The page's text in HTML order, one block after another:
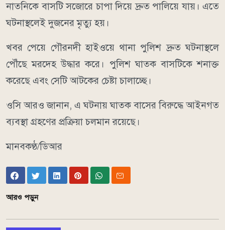
নাতনিকে বাসটি সজোরে চাপা দিয়ে দ্রুত পালিয়ে যায়। এতে
ঘটনাস্থলেই দুজনের মৃত্যু হয়।
খবর পেয়ে গৌরনদী হাইওয়ে থানা পুলিশ দ্রুত ঘটনাস্থলে
পৌঁছে মরদেহ উদ্ধার করে। পুলিশ ঘাতক বাসটিকে শনাক্ত
করেছে এবং সেটি আটকের চেষ্টা চালাচ্ছে।
ওসি আরও জানান, এ ঘটনায় ঘাতক বাসের বিরুদ্ধে আইনগত
ব্যবস্থা গ্রহণের প্রক্রিয়া চলমান রয়েছে।
মানবকণ্ঠ/ডিআর
আরও পড়ুন